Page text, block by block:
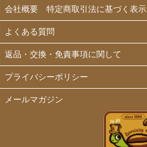
会社概要 特定商取引法に基づく表示
よくある質問
返品・交換・免責事項に関して
プライバシーポリシー
メールマガジン